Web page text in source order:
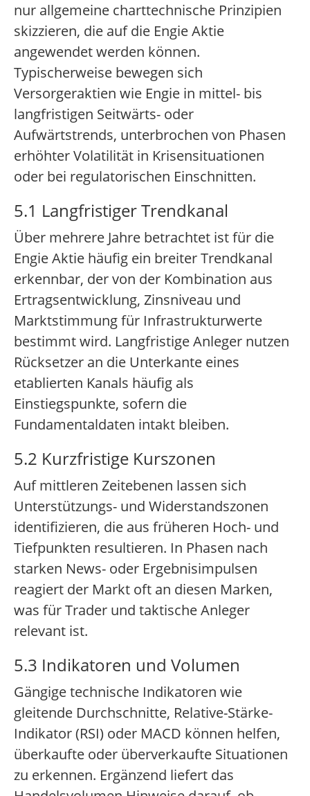
nur allgemeine charttechnische Prinzipien
skizzieren, die auf die Engie Aktie
angewendet werden können.
Typischerweise bewegen sich
Versorgeraktien wie Engie in mittel- bis
langfristigen Seitwärts- oder
Aufwärtstrends, unterbrochen von Phasen
erhöhter Volatilität in Krisensituationen
oder bei regulatorischen Einschnitten.
5.1 Langfristiger Trendkanal
Über mehrere Jahre betrachtet ist für die
Engie Aktie häufig ein breiter Trendkanal
erkennbar, der von der Kombination aus
Ertragsentwicklung, Zinsniveau und
Marktstimmung für Infrastrukturwerte
bestimmt wird. Langfristige Anleger nutzen
Rücksetzer an die Unterkante eines
etablierten Kanals häufig als
Einstiegspunkte, sofern die
Fundamentaldaten intakt bleiben.
5.2 Kurzfristige Kurszonen
Auf mittleren Zeitebenen lassen sich
Unterstützungs- und Widerstandszonen
identifizieren, die aus früheren Hoch- und
Tiefpunkten resultieren. In Phasen nach
starken News- oder Ergebnisimpulsen
reagiert der Markt oft an diesen Marken,
was für Trader und taktische Anleger
relevant ist.
5.3 Indikatoren und Volumen
Gängige technische Indikatoren wie
gleitende Durchschnitte, Relative-Stärke-
Indikator (RSI) oder MACD können helfen,
überkaufte oder überverkaufte Situationen
zu erkennen. Ergänzend liefert das